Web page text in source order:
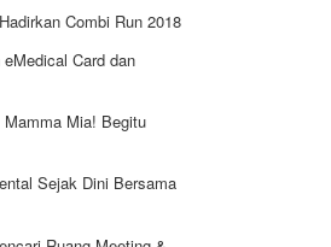
Combi Run 2018
Card dan
Mia! Begitu
Sejak Dini Bersama